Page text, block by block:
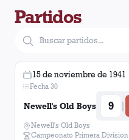
Partidos
15 de noviembre de 1941
Fecha 30
Newell's Old Boys 9 |
Newell's Old Boys
Campeonato Primera Division